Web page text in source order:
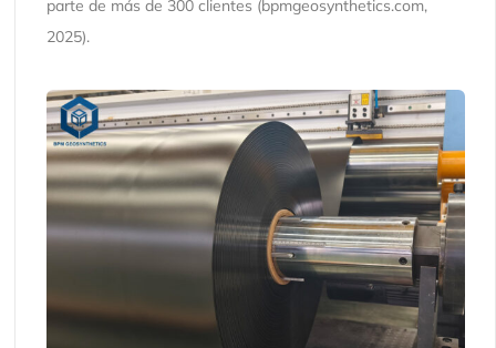
parte de más de 300 clientes (bpmgeosynthetics.com,
2025).